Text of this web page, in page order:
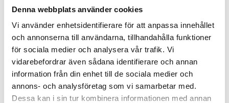
Denna webbplats använder cookies
Vi använder enhetsidentifierare för att anpassa innehållet
och annonserna till användarna, tillhandahålla funktioner
för sociala medier och analysera vår trafik. Vi
vidarebefordrar även sådana identifierare och annan
information från din enhet till de sociala medier och
annons- och analysföretag som vi samarbetar med.
Dessa kan i sin tur kombinera informationen med annan
Om du inte kan betala tillbaka skulden i tid riskerar
du en betalningsanmärkning. Det kan leda till
svårigheter att få hyra bostad, teckna abonnemang
och få nya lån. För stöd, vänd dig till budget- och
skuldrådgivningen i din kommun. Kontaktuppgifter
finns på
konsumentverket.se